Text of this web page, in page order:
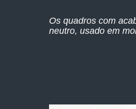
Os quadros com
neutro, usado em